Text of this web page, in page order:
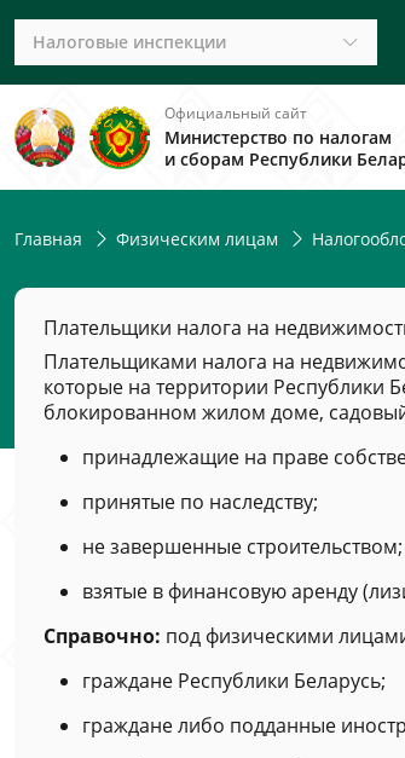
Налоговые инспекции
Официальный сайт
Министерство по налогам
и сборам Республики
Главная Физическим лицам
Плательщики налога на
Плательщиками налога на
которые на территории Республики
блокированном жилом доме,
принадлежащие на праве
принятые по наследству;
не завершенные строительством;
взятые в финансовую аренду
Справочно: под физическими
граждане Республики Беларусь;
граждане либо подданные